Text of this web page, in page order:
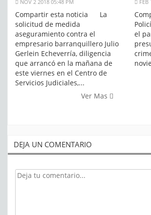
NOV 2 2018 05:48 PM
Compartir esta noticia La
solicitud de medida
aseguramiento contra el
empresario barranquillero Julio
Gerlein Echeverría, diligencia
que arrancó en la mañana de
este viernes en el Centro de
Servicios Judiciales,...
Ver Mas
FEB
el
DEJA UN COMENTARIO